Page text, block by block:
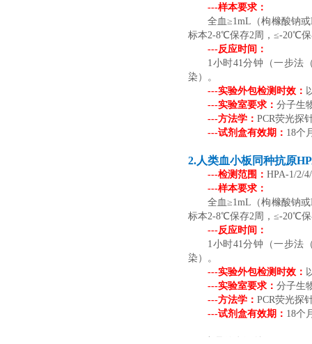
---样本要求：
全血≥1mL（枸橼酸钠
标本2-8℃保存2周，≤-20℃保
---反应时间：
1小时41分钟（一步法
染）。
---实验外包检测时效：
---实验室要求： 分子生
---方法学： PCR荧光探
---试剂盒有效期： 18个
2.人类血小板同种抗原
---检测范围： HPA-1/2/
---样本要求：
全血≥1mL（枸橼酸钠
标本2-8℃保存2周，≤-20℃保
---反应时间：
1小时41分钟（一步法
染）。
---实验外包检测时效：
---实验室要求： 分子生
---方法学： PCR荧光探
---试剂盒有效期： 18个